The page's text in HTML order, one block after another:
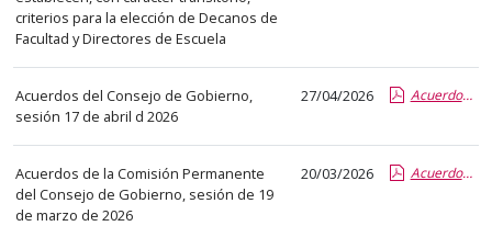
de
publicación,
en
la
última
columna
el
enlace
criterios para la elección de Decanos de
Facultad y Directores de Escuela
Acuerdos del Consejo de Gobierno,
sesión 17 de abril d 2026
27/04/2026 Acuerdos CG 17 04 2026.pdf.pdf
Acuerdos de la Comisión Permanente
del Consejo de Gobierno, sesión de 19
de marzo de 2026
20/03/2026 Acuerdos CP 19 03 2026.pdf.pdf